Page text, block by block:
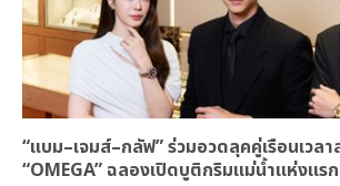
“แบม–เจมส์–กลัฟ” ร่วมอวดลุคคู่เรือนเวล
“OMEGA” ฉลองเปิดบูติกริมแม่น้ำแห่งแ